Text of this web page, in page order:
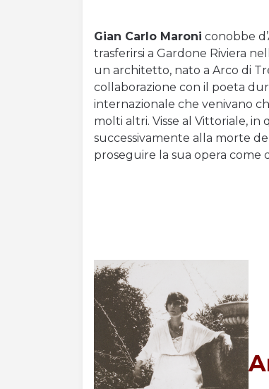
Gian Carlo Maroni conobbe
trasferirsi a Gardone Riviera
un architetto, nato a Arco di
collaborazione con il poeta
internazionale che venivano
molti altri. Visse al Vittoriale, in
successivamente alla morte
proseguire la sua opera come